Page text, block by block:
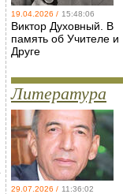
19.04.2026 / 15:48:06
Виктор Духовный. В
память об Учителе и
Друге
Литература
29.07.2026 / 11:36:02